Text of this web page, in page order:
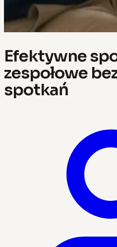
Efektywne
zespołowe
spotkań